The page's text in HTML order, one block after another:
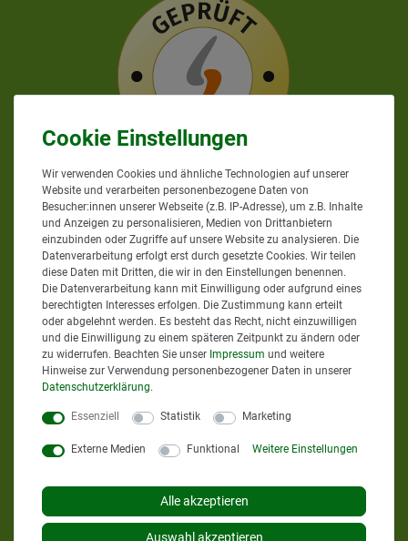
Google Bewertungen
4,9 bei 58 Bewertungen
Informationen zur Echtheit
von Kundenbewertungen
AGRAR-PROFI24.DE
Sie erreichen uns
Mo. - Do. von 13 bis 17 Uhr
Wir verwenden Cookies und ähnliche Technologien auf unserer
Website und verarbeiten personenbezogene Daten von
Besucher:innen unserer Webseite (z.B. IP-Adresse), um z.B. Inhalte
und Anzeigen zu personalisieren, Medien von Drittanbietern
einzubinden oder Zugriffe auf unsere Website zu analysieren. Die
Datenverarbeitung erfolgt erst durch gesetzte Cookies. Wir teilen
diese Daten mit Dritten, die wir in den Einstellungen benennen.
Die Datenverarbeitung kann mit Einwilligung oder aufgrund eines
berechtigten Interesses erfolgen. Die Zustimmung kann erteilt
oder abgelehnt werden. Es besteht das Recht, nicht einzuwilligen
und die Einwilligung zu einem späteren Zeitpunkt zu ändern oder
zu widerrufen. Beachten Sie unser Impressum und weitere
Hinweise zur Verwendung personenbezogener Daten in unserer
Daten­schutz­erklärung.
Essenziell Statistik Marketing
Externe Medien Funktional Weitere Einstellungen
Alle akzeptieren
Auswahl akzeptieren